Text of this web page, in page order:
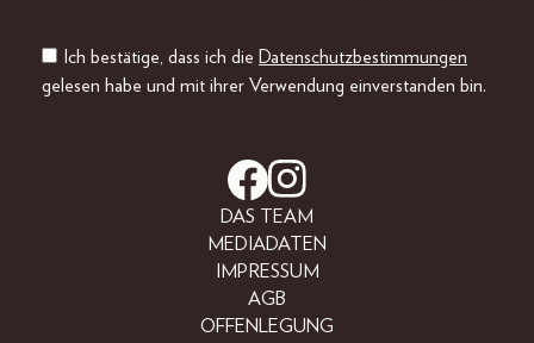
Ich bestätige, dass ich die Datenschutzbestimmungen
gelesen habe und mit ihrer Verwendung einverstanden bin.
DAS TEAM
MEDIADATEN
IMPRESSUM
AGB
OFFENLEGUNG